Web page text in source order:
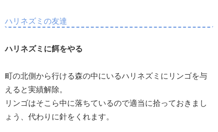
ハリネズミの友達
ハリネズミに餌をやる
町の北側から行ける森の中にいるハリネズミにリンゴを与
えると実績解除。
リンゴはそこら中に落ちているので適当に拾っておきまし
ょう、代わりに針をくれます。